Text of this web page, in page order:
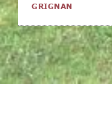
GRIGNAN